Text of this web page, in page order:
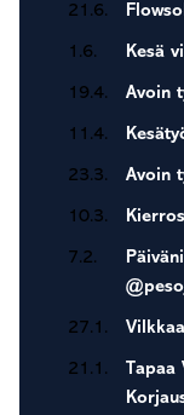
21.6.
1.6. Kesä
19.4. Avoin
11.4.
23.3. Avoin
10.3.
7.2.
27.1.
21.1.